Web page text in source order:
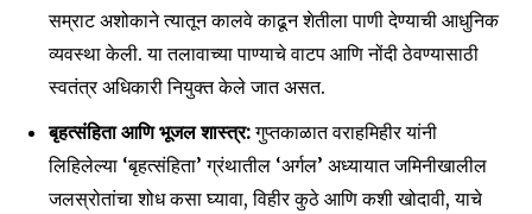
सम्राट अशोकाने त्यातून कालवे काढून शेतीला पाणी देण्याची आधुनिक
व्यवस्था केली. या तलावाच्या पाण्याचे वाटप आणि नोंदी ठेवण्यासाठी
स्वतंत्र अधिकारी नियुक्त केले जात असत.
बृहत्संहिता आणि भूजल शास्त्र:गुप्तकाळात वराहमिहीर यांनी
लिहिलेल्या ‘बृहत्संहिता’ ग्रंथातील ‘अर्गल’ अध्यायात जमिनीखालील
जलस्रोतांचा शोध कसा घ्यावा, विहीर कुठे आणि कशी खोदावी, याचे